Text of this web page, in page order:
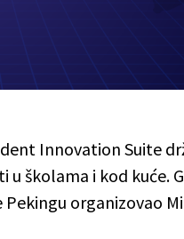
Innovation Suite
u školama i kod kuće.
organizovao